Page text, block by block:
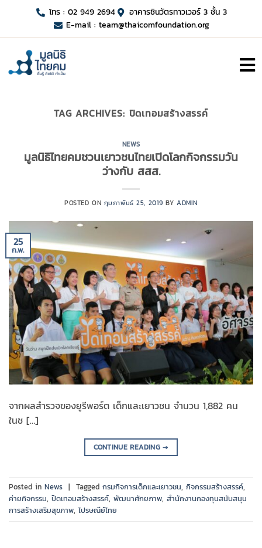
โทร : 02 949 2694
อาคารชินวัตรทาวเวอร์ 3 ชั้น 3
E-mail :team@thaicomfoundation.org
TAG ARCHIVES: ปิดเทอมสร้างสรรค์
NEWS
มูลนิธิไทยคมชวนเยาวชนไทยเปิดโลกกิจกรรมวัน
ว่างกับ สสส.
POSTED ON กุมภาพันธ์ 25, 2019 BY ADMIN
25
ก.พ.
จากผลสำรวจของยูรีพอร์ต เด็กและเยาวชน จำนวน 1,882 คน
ในช […]
CONTINUE READING→
Posted in News | Tagged กรมกิจการเด็กและเยาวชน, กิจกรรมสร้างสรรค์,
ค่ายกิจกรรม, ปิดเทอมสร้างสรรค์, พัฒนาศักยภาพ, สำนักงานกองทุนสนับสนุน
การสร้างเสริมสุขภาพ, ไปรษณีย์ไทย